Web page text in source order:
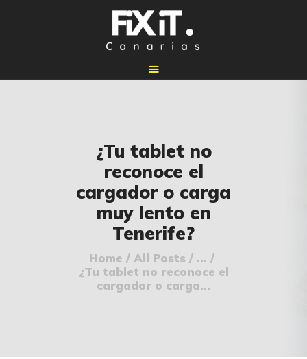
¿Tu tablet no
reconoce el
cargador o carga
muy lento en
Tenerife?
Home All Posts
...
¿Tu tablet no reconoce el
cargador o carga...
🔧 REPARACIONES
🛠️ SERVICIOS
ADICIONALES
👉 SOLICITAR
PRESUPUESTO
📞 CONTACTOS
✅ UBICACIONES